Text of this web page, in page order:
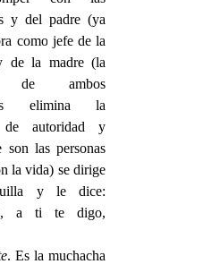
y del padre (ya
como jefe de la
de la madre (la
de ambos
elimina la
de autoridad y
son las personas
la vida) se dirige
y le dice:
a ti te digo,
. Es la muchacha